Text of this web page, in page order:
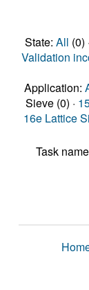
State: All (0) ·
Validation
Application:
Sieve (0) ·
16e Lattice
Task